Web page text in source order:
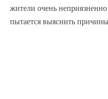
жители очень
пытается выяснить причины